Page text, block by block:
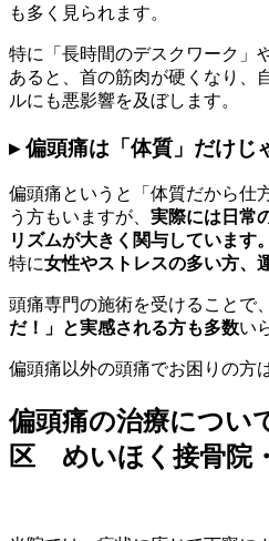
も多く見られます。
特に「長時間のデスクワーク」
あると、首の筋肉が硬くなり、
ルにも悪影響を及ぼします。
▸ 偏頭痛は「体質」だけじ
偏頭痛というと「体質だから仕
う方もいますが、 実際には日常
リズムが大きく関与しています。
特に女性やストレスの多い方、
頭痛専門の施術を受けることで、
だ！」と実感される方も多数い
偏頭痛以外の頭痛でお困りの方
偏頭痛の治療につい
区 めいほく接骨院